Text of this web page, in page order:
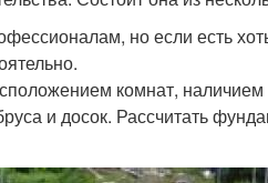
но если есть
комнат, наличием
и досок. Рассчитать